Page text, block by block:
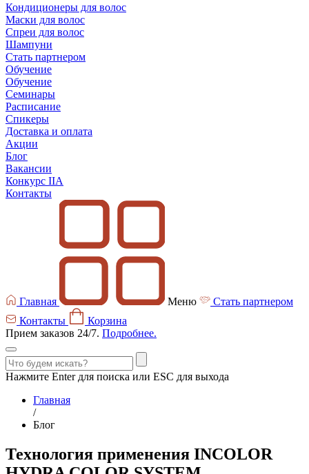
Кондиционеры для волос
Маски для волос
Спреи для волос
Шампуни
Стать партнером
Обучение
Обучение
Семинары
Расписание
Спикеры
Доставка и оплата
Акции
Блог
Вакансии
Конкурс IIA
Контакты
Главная Меню
Стать партнером
Контакты
Корзина
Прием заказов 24/7. Подробнее.
Нажмите Enter для поиска или ESC для выхода
Главная
/
Блог
Технология применения INCOLOR